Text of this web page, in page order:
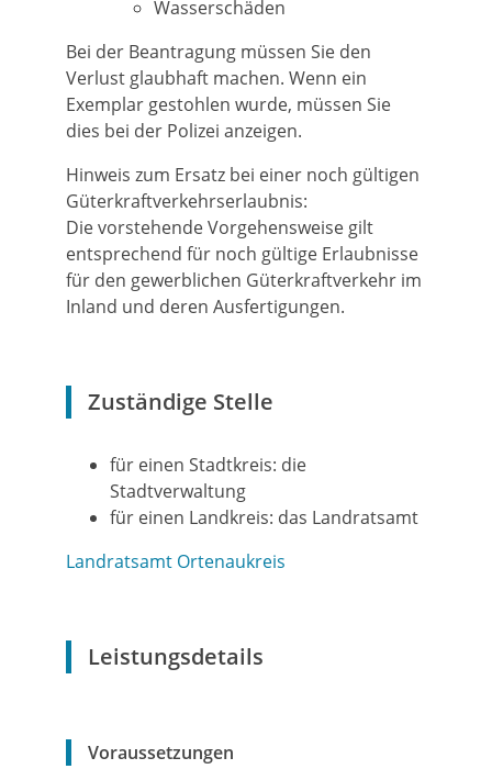
Wasserschäden
Bei der Beantragung müssen Sie den
Verlust glaubhaft machen. Wenn ein
Exemplar gestohlen wurde, müssen Sie
dies bei der Polizei anzeigen.
Hinweis zum Ersatz bei einer noch gültigen
Güterkraftverkehrserlaubnis:
Die vorstehende Vorgehensweise gilt
entsprechend für noch gültige Erlaubnisse
für den gewerblichen Güterkraftverkehr im
Inland und deren Ausfertigungen.
Zuständige Stelle
für einen Stadtkreis: die
Stadtverwaltung
für einen Landkreis: das Landratsamt
Landratsamt Ortenaukreis
Leistungsdetails
Voraussetzungen